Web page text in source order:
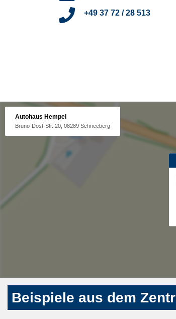
+49 37 72 / 28 513
Autohaus Hempel
Bruno-Dost-Str. 20, 08289 Schneeberg
Beispiele aus dem